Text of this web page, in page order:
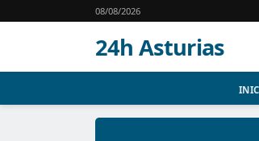
08/08/2026
24h Asturias